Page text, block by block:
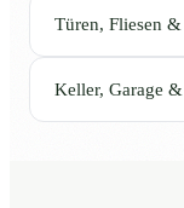
Türen, Fliesen
Keller, Garage